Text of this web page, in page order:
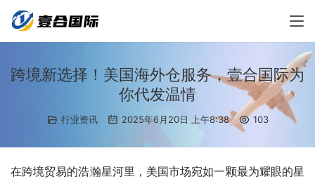
跨境新选择！美国海外仓服务，壹合国际为
你代发温情
行业资讯 2025年6月20日 上午8:38 103
在跨境贸易的浩瀚星河里，美国市场宛如一颗最为耀眼的星